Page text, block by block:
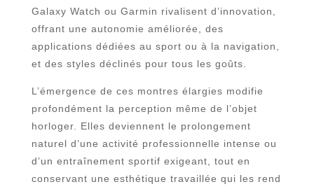
Galaxy Watch ou Garmin rivalisent d’innovation,
offrant une autonomie améliorée, des
applications dédiées au sport ou à la navigation,
et des styles déclinés pour tous les goûts.
L’émergence de ces montres élargies modifie
profondément la perception même de l’objet
horloger. Elles deviennent le prolongement
naturel d’une activité professionnelle intense ou
d’un entraînement sportif exigeant, tout en
conservant une esthétique travaillée qui les rend